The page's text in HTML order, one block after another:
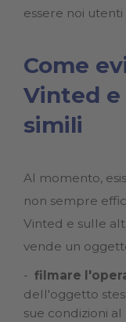
essere noi
Come
Vinted
simili
Al momento,
non sempre
Vinted e sulle
vende un
filmare
dell'oggetto
sue condizioni